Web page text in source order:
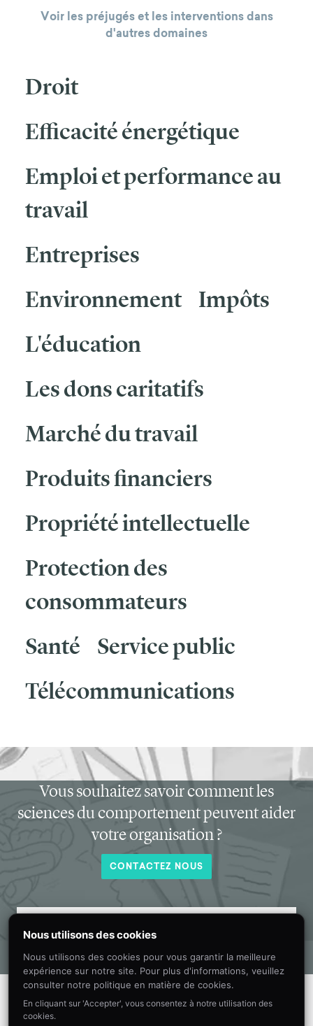
Voir les préjugés et les interventions dans
d'autres domaines
Droit
Efficacité énergétique
Emploi et performance au
travail
Entreprises
Environnement
Impôts
L'éducation
Les dons caritatifs
Marché du travail
Produits financiers
Propriété intellectuelle
Protection des
consommateurs
Santé
Service public
Télécommunications
Vous souhaitez savoir comment les
sciences du comportement peuvent aider
votre organisation ?
CONTACTEZ NOUS
Recevez chaque mois dans votre boîte
de réception de nouvelles informations
sur les sciences du comportement.
Nous utilisons des cookies
Nous utilisons des cookies pour vous garantir la meilleure
expérience sur notre site. Pour plus d'informations, veuillez
consulter notre politique en matière de cookies.
En cliquant sur 'Accepter', vous consentez à notre utilisation des
cookies.